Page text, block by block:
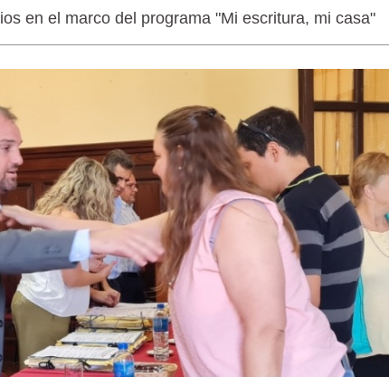
en el marco del programa "Mi escritura, mi casa"